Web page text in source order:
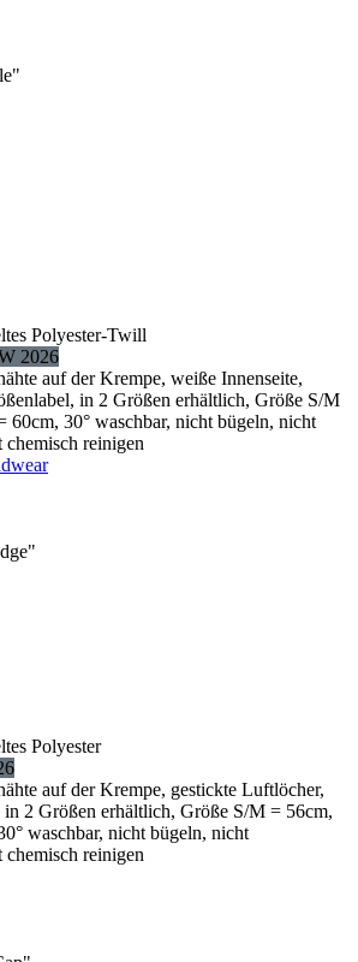
Polyester-Twill
2026
auf der Krempe, weiße Innenseite,
in 2 Größen erhältlich, Größe S/M
30° waschbar, nicht bügeln, nicht
reinigen
Polyester
auf der Krempe, gestickte Luftlöcher,
in 2 Größen erhältlich, Größe S/M = 56cm,
waschbar, nicht bügeln, nicht
reinigen